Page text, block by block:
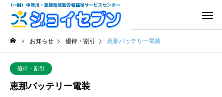
お知らせ 優待・割引 恵那バッテリー電装
優待・割引
恵那バッテリー電装